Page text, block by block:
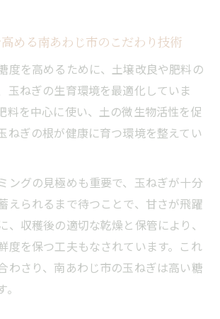
バーベキュー用玉ねぎの見分け方
主役にした新しいバーベキューレ
甘みを引き出す加熱調理の秘訣
市の玉ねぎを使った炒め物の魅力
煮込み料理で玉ねぎの旨味を実感
マリネで玉ねぎの甘さを楽しむ方
玉ねぎの焼き野菜レシピ紹介
める南あわじ市のこだわり技術
度を高めるために、土壌改良や肥料の
玉ねぎの生育環境を最適化していま
料を中心に使い、土の微生物活性を促
ねぎの根が健康に育つ環境を整えてい
ングの見極めも重要で、玉ねぎが十分
えられるまで待つことで、甘さが飛躍
、収穫後の適切な乾燥と保管により、
度を保つ工夫もなされています。これ
わさり、南あわじ市の玉ねぎは高い糖